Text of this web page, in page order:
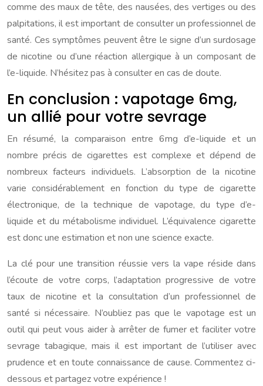
comme des maux de tête, des nausées, des vertiges ou des
palpitations, il est important de consulter un professionnel de
santé. Ces symptômes peuvent être le signe d’un surdosage
de nicotine ou d’une réaction allergique à un composant de
l’e-liquide. N’hésitez pas à consulter en cas de doute.
En conclusion : vapotage 6mg,
un allié pour votre sevrage
En résumé, la comparaison entre 6mg d’e-liquide et un
nombre précis de cigarettes est complexe et dépend de
nombreux facteurs individuels. L’absorption de la nicotine
varie considérablement en fonction du type de cigarette
électronique, de la technique de vapotage, du type d’e-
liquide et du métabolisme individuel. L’équivalence cigarette
est donc une estimation et non une science exacte.
La clé pour une transition réussie vers la vape réside dans
l’écoute de votre corps, l’adaptation progressive de votre
taux de nicotine et la consultation d’un professionnel de
santé si nécessaire. N’oubliez pas que le vapotage est un
outil qui peut vous aider à arrêter de fumer et faciliter votre
sevrage tabagique, mais il est important de l’utiliser avec
prudence et en toute connaissance de cause. Commentez ci-
dessous et partagez votre expérience !